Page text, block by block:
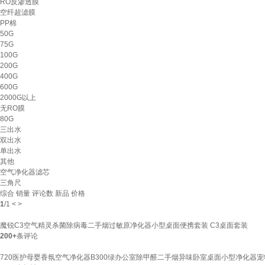
RO反渗透膜
空纤超滤膜
PP棉
50G
75G
100G
200G
400G
600G
2000G以上
无RO膜
80G
三出水
双出水
单出水
其他
空气净化器滤芯
三角尺
综合 销量 评论数 新品 价格
1/1 < >
魔锐C3空气精灵杀菌除病毒二手烟过敏原净化器小型桌面便携套装 C3桌面套装
200+条评论
720医护母婴香氛空气净化器B300绿办公室除甲醛二手烟异味卧室桌面小型净化器